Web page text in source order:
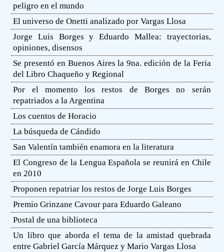
peligro en el mundo
El universo de Onetti analizado por Vargas Llosa
Jorge Luis Borges y Eduardo Mallea: trayectorias,
opiniones, disensos
Se presentó en Buenos Aires la 9na. edición de la Feria
del Libro Chaqueño y Regional
Por el momento los restos de Borges no serán
repatriados a la Argentina
Los cuentos de Horacio
La búsqueda de Cándido
San Valentín también enamora en la literatura
El Congreso de la Lengua Española se reunirá en Chile
en 2010
Proponen repatriar los restos de Jorge Luis Borges
Premio Grinzane Cavour para Eduardo Galeano
Postal de una biblioteca
Un libro que aborda el tema de la amistad quebrada
entre Gabriel García Márquez y Mario Vargas Llosa